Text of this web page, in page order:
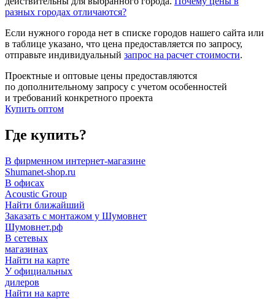
разных городах отличаются?
Если нужного города нет в списке городов нашего сайта или
в таблице указано, что цена предоставляется по запросу,
отправьте индивидуальный запрос на расчет стоимости.
Проектные и оптовые цены предоставляются
по дополнительному запросу с учетом особенностей
и требований конкретного проекта
Купить оптом
Где купить?
В фирменном интернет-магазине
Shumanet-shop.ru
В офисах
Acoustic Group
Найти ближайший
Заказать с монтажом у Шумовнет
Шумовнет.рф
В сетевых
магазинах
Найти на карте
У официальных
дилеров
Найти на карте